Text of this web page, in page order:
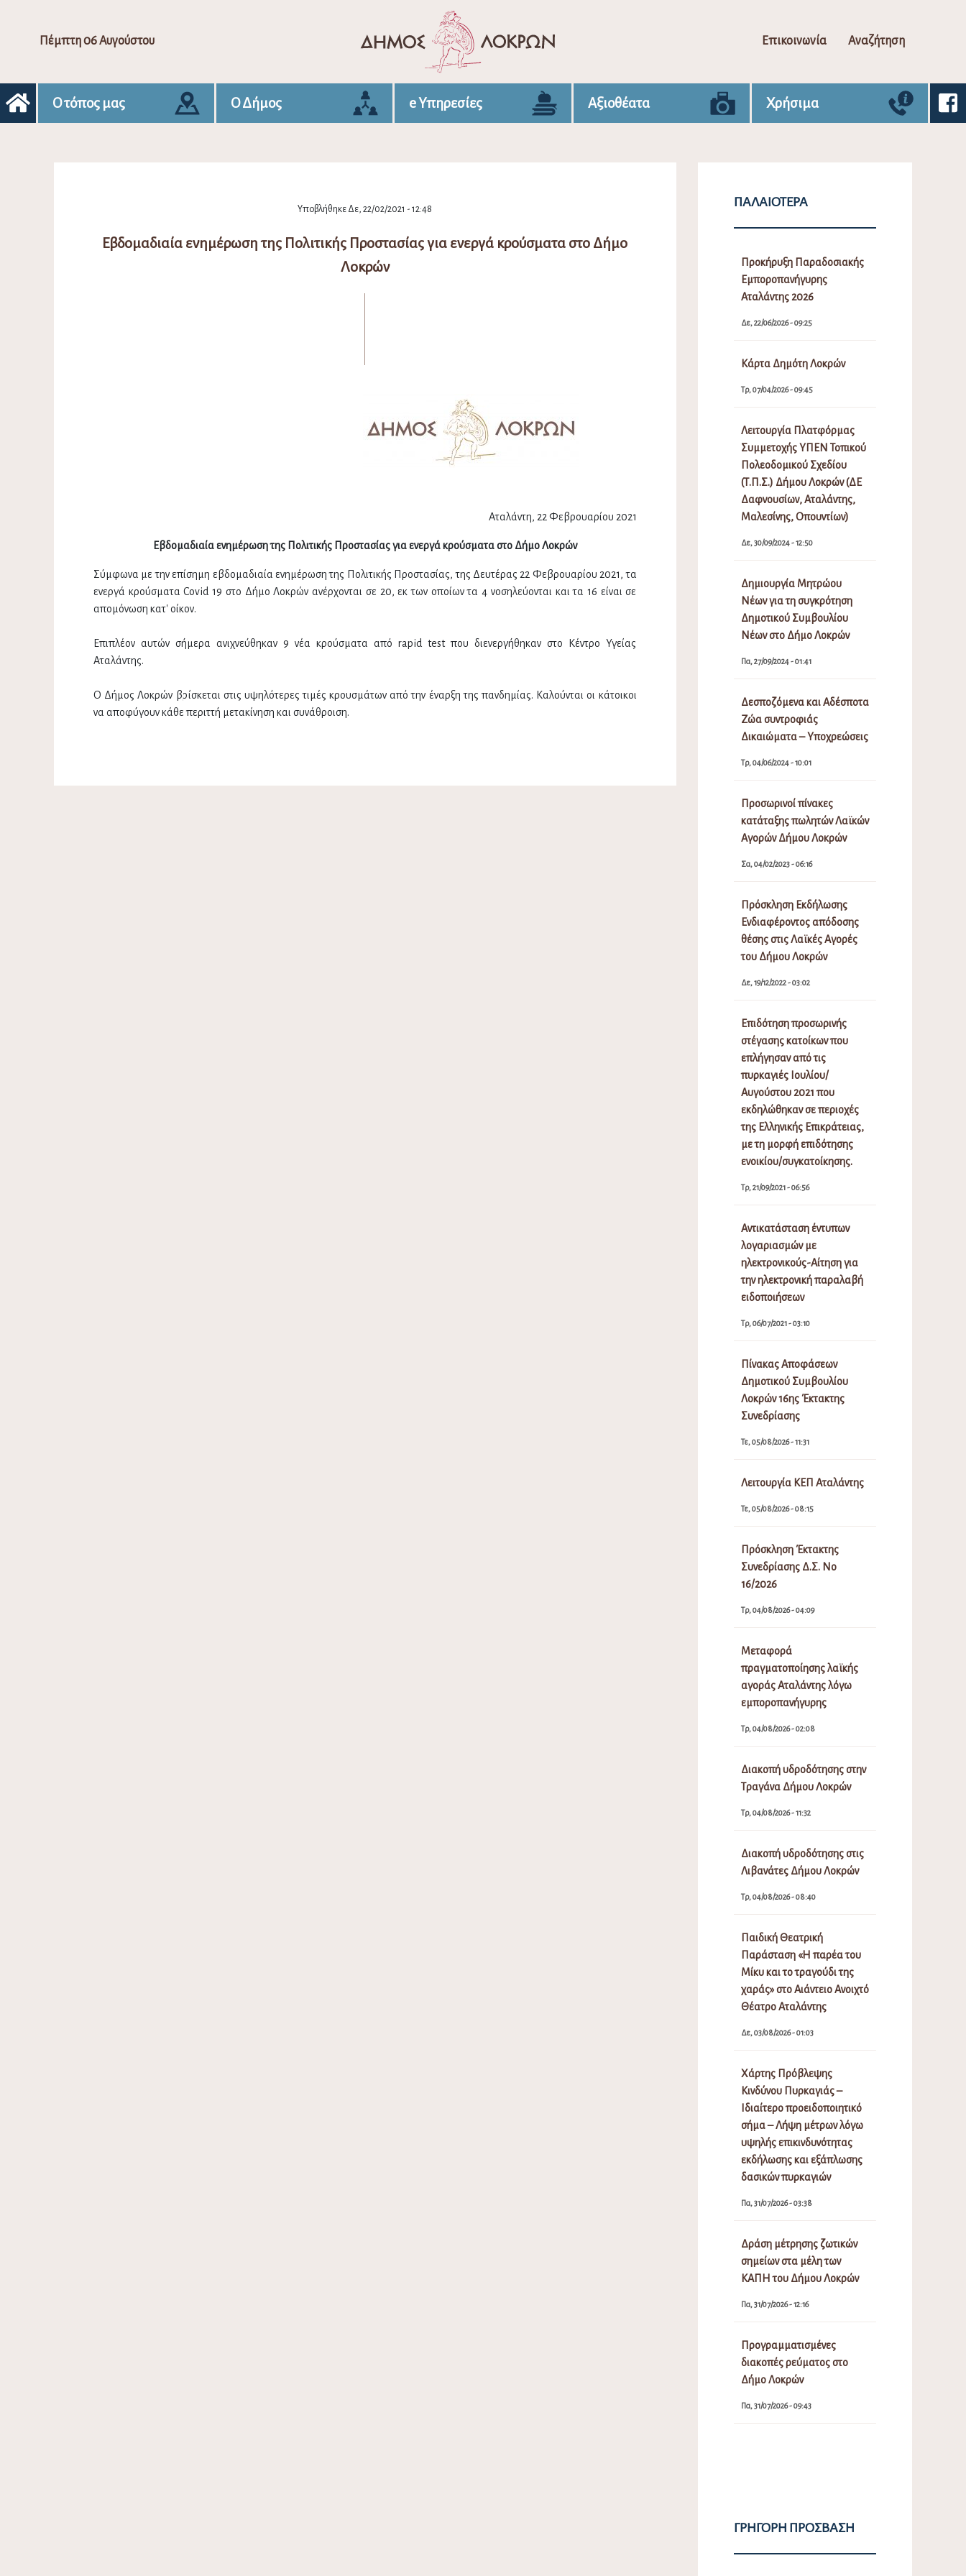
Πέμπτη 06 Αυγούστου Επικοινωνία Αναζήτηση
Ο τόπος μας Ο Δήμος e Υπηρεσίες Αξιοθέατα Χρήσιμα
Υποβλήθηκε Δε, 22/02/2021 - 12:48
Εβδομαδιαία ενημέρωση της Πολιτικής Προστασίας για ενεργά κρούσματα στο Δήμο
Λοκρών
Αταλάντη, 22 Φεβρουαρίου 2021
Εβδομαδιαία ενημέρωση της Πολιτικής Προστασίας για ενεργά κρούσματα στο Δήμο Λοκρών
Σύμφωνα με την επίσημη εβδομαδιαία ενημέρωση της Πολιτικής Προστασίας, της Δευτέρας 22 Φεβρουαρίου 2021, τα
ενεργά κρούσματα Covid 19 στο Δήμο Λοκρών ανέρχονται σε 20, εκ των οποίων τα 4 νοσηλεύονται και τα 16 είναι σε
απομόνωση κατ' οίκον.
Επιπλέον αυτών σήμερα ανιχνεύθηκαν 9 νέα κρούσματα από rapid test που διενεργήθηκαν στο Κέντρο Υγείας
Αταλάντης.
Ο Δήμος Λοκρών βρίσκεται στις υψηλότερες τιμές κρουσμάτων από την έναρξη της πανδημίας. Καλούνται οι κάτοικοι
να αποφύγουν κάθε περιττή μετακίνηση και συνάθροιση.
ΠΑΛΑΙΌΤΕΡΑ
Προκήρυξη Παραδοσιακής
Εμποροπανήγυρης
Αταλάντης 2026
Δε, 22/06/2026 - 09:25
Κάρτα Δημότη Λοκρών
Τρ, 07/04/2026 - 09:45
Λειτουργία Πλατφόρμας
Συμμετοχής ΥΠΕΝ Τοπικού
Πολεοδομικού Σχεδίου
(Τ.Π.Σ.) Δήμου Λοκρών (ΔΕ
Δαφνουσίων, Αταλάντης,
Μαλεσίνης, Οπουντίων)
Δε, 30/09/2024 - 12:50
Δημιουργία Μητρώου
Νέων για τη συγκρότηση
Δημοτικού Συμβουλίου
Νέων στο Δήμο Λοκρών
Πα, 27/09/2024 - 01:41
Δεσποζόμενα και Αδέσποτα
Ζώα συντροφιάς
Δικαιώματα – Υποχρεώσεις
Τρ, 04/06/2024 - 10:01
Προσωρινοί πίνακες
κατάταξης πωλητών Λαϊκών
Αγορών Δήμου Λοκρών
Σα, 04/02/2023 - 06:16
Πρόσκληση Εκδήλωσης
Ενδιαφέροντος απόδοσης
θέσης στις Λαϊκές Αγορές
του Δήμου Λοκρών
Δε, 19/12/2022 - 03:02
Επιδότηση προσωρινής
στέγασης κατοίκων που
επλήγησαν από τις
πυρκαγιές Ιουλίου/
Αυγούστου 2021 που
εκδηλώθηκαν σε περιοχές
της Ελληνικής Επικράτειας,
με τη μορφή επιδότησης
ενοικίου/συγκατοίκησης.
Τρ, 21/09/2021 - 06:56
Αντικατάσταση έντυπων
λογαριασμών με
ηλεκτρονικούς-Αίτηση για
την ηλεκτρονική παραλαβή
ειδοποιήσεων
Τρ, 06/07/2021 - 03:10
Πίνακας Αποφάσεων
Δημοτικού Συμβουλίου
Λοκρών 16ης Έκτακτης
Συνεδρίασης
Τε, 05/08/2026 - 11:31
Λειτουργία ΚΕΠ Αταλάντης
Τε, 05/08/2026 - 08:15
Πρόσκληση Έκτακτης
Συνεδρίασης Δ.Σ. Νο
16/2026
Τρ, 04/08/2026 - 04:09
Μεταφορά
πραγματοποίησης λαϊκής
αγοράς Αταλάντης λόγω
εμποροπανήγυρης
Τρ, 04/08/2026 - 02:08
Διακοπή υδροδότησης στην
Τραγάνα Δήμου Λοκρών
Τρ, 04/08/2026 - 11:32
Διακοπή υδροδότησης στις
Λιβανάτες Δήμου Λοκρών
Τρ, 04/08/2026 - 08:40
Παιδική Θεατρική
Παράσταση «Η παρέα του
Μίκυ και το τραγούδι της
χαράς» στο Αιάντειο Ανοιχτό
Θέατρο Αταλάντης
Δε, 03/08/2026 - 01:03
Χάρτης Πρόβλεψης
Κινδύνου Πυρκαγιάς –
Ιδιαίτερο προειδοποιητικό
σήμα – Λήψη μέτρων λόγω
υψηλής επικινδυνότητας
εκδήλωσης και εξάπλωσης
δασικών πυρκαγιών
Πα, 31/07/2026 - 03:38
Δράση μέτρησης ζωτικών
σημείων στα μέλη των
ΚΑΠΗ του Δήμου Λοκρών
Πα, 31/07/2026 - 12:16
Προγραμματισμένες
διακοπές ρεύματος στο
Δήμο Λοκρών
Πα, 31/07/2026 - 09:43
ΓΡΉΓΟΡΗ ΠΡΌΣΒΑΣΗ